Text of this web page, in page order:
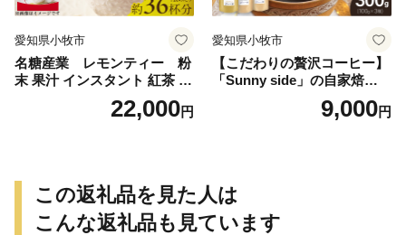
愛知県小牧市
名糖産業 レモンティー 粉
末 果汁 インスタント 紅茶 ビ
タミンC 袋 ロングセラー 粉
末飲料 粉末茶 簡単 手軽 ホッ
22,000円
愛知県小牧市
【こだわりの贅沢コーヒー】
「Sunny side」の自家焙煎珈
琲ブレンド珈琲飲み比べセッ
9,000円
この返礼品を見た人は
こんな返礼品も見ています